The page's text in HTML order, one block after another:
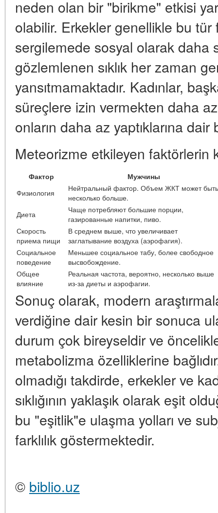
neden olan bir "birikme" etkisi
olabilir. Erkekler genellikle bu tür
sergilemede sosyal olarak daha
gözlemlenen sıklık her zaman
yansıtmamaktadır. Kadınlar,
süreçlere izin vermekten daha
onların daha az yaptıklarına dair
Meteorizme etkileyen faktörlerin
Фактор
Мужчины
Физиология
Нейтральный фактор. Объем ЖКТ может быть
несколько больше.
Диета
Чаще потребляют большие порции,
газированные напитки, пиво.
Скорость
приема пищи
В среднем выше, что увеличивает
заглатывание воздуха (аэрофагия).
Социальное
поведение
Меньшее социальное табу, более свободное
высвобождение.
Общее
влияние
Реальная частота, вероятно, несколько выше
из-за диеты и аэрофагии.
Sonuç olarak, modern
verdiğine dair kesin bir sonuca
durum çok bireyseldir ve
metabolizma özelliklerine
olmadığı takdirde, erkekler ve
sıklığının yaklaşık olarak eşit
bu "eşitlik"e ulaşma yolları ve
farklılık göstermektedir.
© biblio.uz